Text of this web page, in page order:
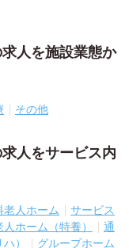
人を施設業態か
その他
人をサービス内
老人ホーム
サービス
ホーム（特養）
通
）
グループホーム